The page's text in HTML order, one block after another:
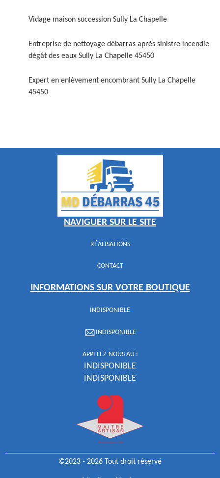
Vidage maison succession Sully La Chapelle
Entreprise de nettoyage débarras après sinistre incendie
dégât des eaux Sully La Chapelle 45450
Expert en enlèvement encombrant Sully La Chapelle
45450
NAVIGUER SUR LE SITE
RÉALISATIONS
CONTACT
INFORMATIONS SUR VOTRE BOUTIQUE
INDISPONIBLE
INDISPONIBLE
APPELEZ-NOUS AU :
INDISPONIBLE
INDISPONIBLE
©2023 - 2026 Tout droit réservé